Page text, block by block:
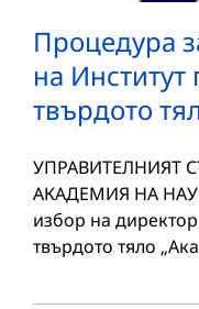
Процедура
на
твърдото
УПРАВИТЕЛНИЯТ
АКАДЕМИЯ НА
избор на
твърдото тяло